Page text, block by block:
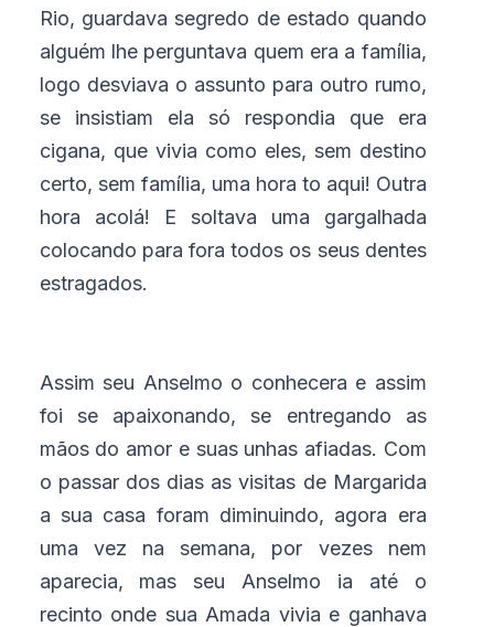
Rio, guardava segredo de estado quando
alguém lhe perguntava quem era a família,
logo desviava o assunto para outro rumo,
se insistiam ela só respondia que era
cigana, que vivia como eles, sem destino
certo, sem família, uma hora to aqui! Outra
hora acolá! E soltava uma gargalhada
colocando para fora todos os seus dentes
estragados.
Assim seu Anselmo o conhecera e assim
foi se apaixonando, se entregando as
mãos do amor e suas unhas afiadas. Com
o passar dos dias as visitas de Margarida
a sua casa foram diminuindo, agora era
uma vez na semana, por vezes nem
aparecia, mas seu Anselmo ia até o
recinto onde sua Amada vivia e ganhava